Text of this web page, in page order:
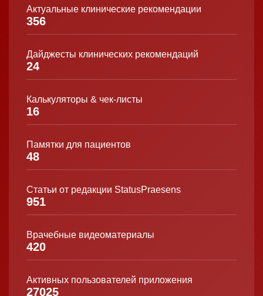
Актуальные клинические рекомендации
356
Дайджесты клинических рекомендаций
24
Калькуляторы & чек-листы
16
Памятки для пациентов
48
Статьи от редакции StatusPraesens
951
Врачебные видеоматериалы
420
Активных пользователей приложения
27025